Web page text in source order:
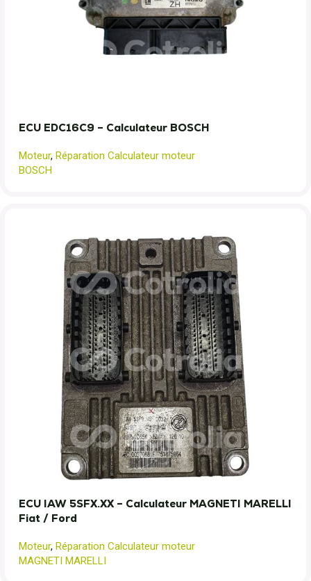
ECU EDC16C9 – Calculateur BOSCH
Moteur, Réparation Calculateur moteur
BOSCH
ECU IAW 5SFX.XX – Calculateur MAGNETI MARELLI
Fiat / Ford
Moteur, Réparation Calculateur moteur
MAGNETI MARELLI